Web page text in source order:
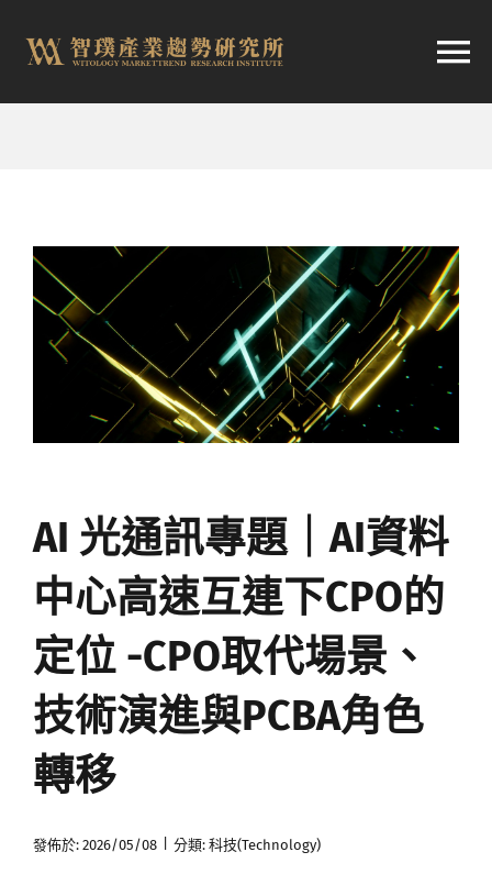
容
航
市場快訊
媒體曝光
會員帳號
中文
AI 光通訊專題｜AI資料
中心高速互連下CPO的
定位 -CPO取代場景、
技術演進與PCBA角色
轉移
發佈於: 2026/05/08 分類: 科技(Technology)